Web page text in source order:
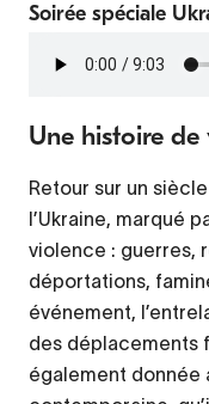
Soirée spéciale
Une histoire de
Retour sur un
l’Ukraine, marqué
violence : guerres,
déportations,
événement,
des déplacements
également donnée